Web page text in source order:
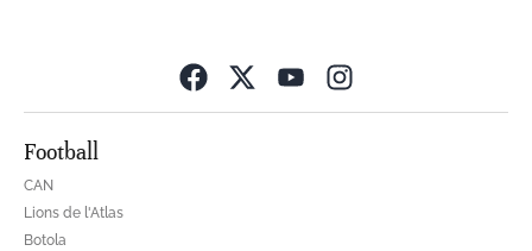
Football
CAN
Lions de l'Atlas
Botola